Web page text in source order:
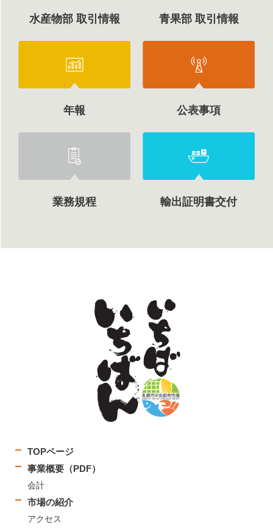
水産物部 取引情報 青果部 取引情報
年報 公表事項
業務規程 輸出証明書交付
TOPページ
事業概要（PDF）
会計
市場の紹介
アクセス